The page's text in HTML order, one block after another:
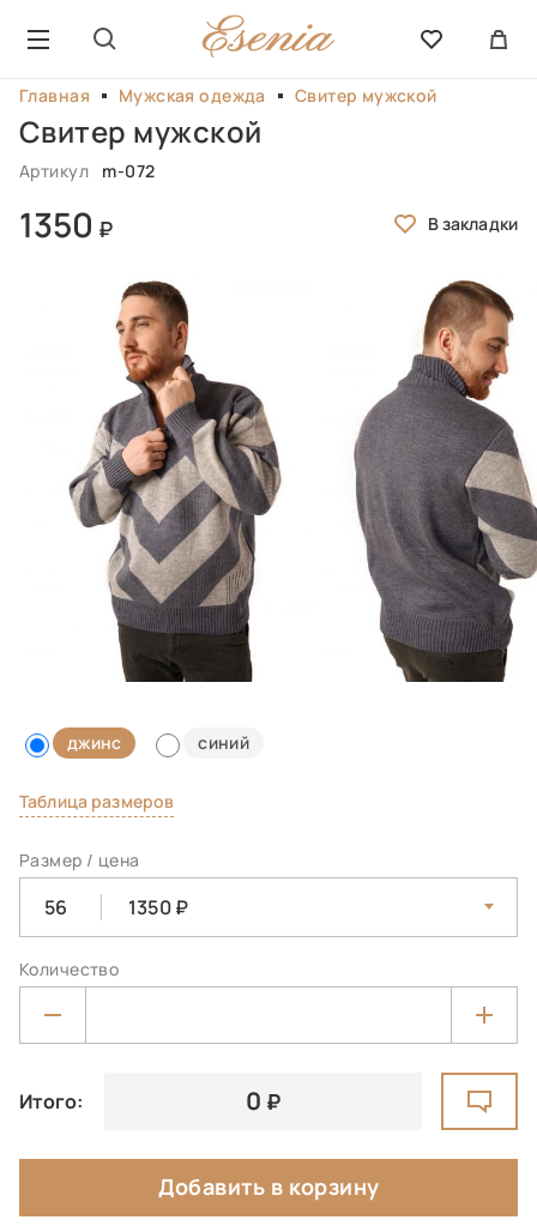
Главная Мужская одежда Свитер мужской
Свитер мужской
Артикул m-072
1350
джинс синий
Таблица размеров
Размер / цена
56 1350
Количество
Итого: 0
Добавить в корзину